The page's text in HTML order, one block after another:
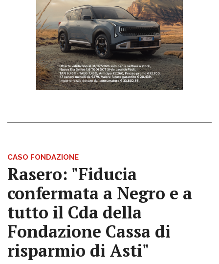
CASO FONDAZIONE
Rasero: "Fiducia
confermata a Negro e a
tutto il Cda della
Fondazione Cassa di
risparmio di Asti"